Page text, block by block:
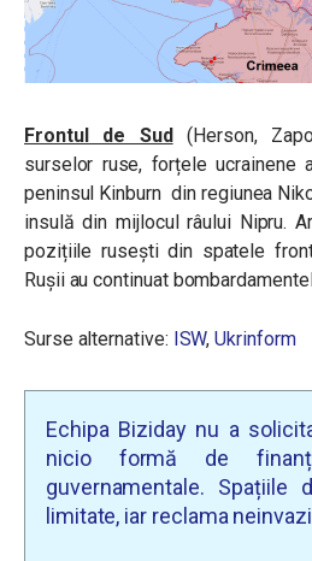
Frontul de Sud(Herson,
surselor ruse, forțele ucrainene
peninsul Kinburn din regiunea
insulă din mijlocul râului Nipru.
pozițiile rusești din spatele
Rușii au continuat
Surse alternative: ISW,Ukrinform
Echipa Biziday nu a
nicio formă de
guvernamentale. Spațiile
limitate, iar reclama